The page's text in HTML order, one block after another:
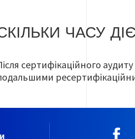
ЧАСУ
сертифікаційного